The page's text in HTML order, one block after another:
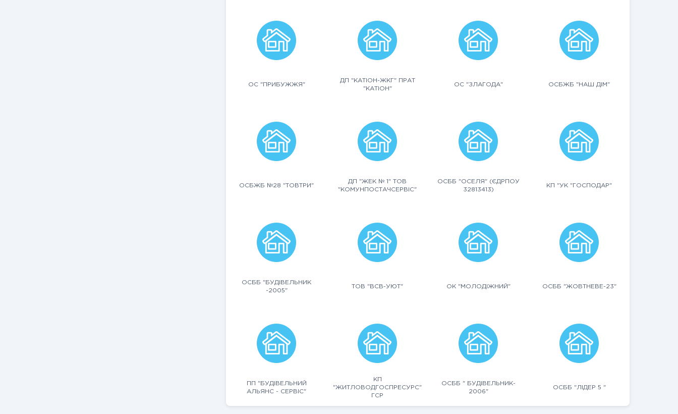
ОС "ПРИБУЖЖЯ"
ДП "КАТІОН-ЖКГ" ПРАТ
"КАТІОН"
ОС "ЗЛАГОДА" ОСБЖБ "НАШ ДІМ"
ОСБЖБ №28 "ТОВТРИ"
ДП "ЖЕК № 1" ТОВ
"КОМУНПОСТАЧСЕРВІС"
ОСББ "ОСЕЛЯ" (ЄДРПОУ
32813413)
КП "УК "ГОСПОДАР"
ОСББ "БУДІВЕЛЬНИК
-2005"
ТОВ "ВСВ-УЮТ" ОК "МОЛОДІЖНИЙ" ОСББ "ЖОВТНЕВЕ-23"
ПП "БУДІВЕЛЬНИЙ
АЛЬЯНС - СЕРВІС"
КП
"ЖИТЛОВОДГОСПРЕСУРС"
ГСР
ОСББ " БУДІВЕЛЬНИК-
2006"
ОСББ "ЛІДЕР 5 "